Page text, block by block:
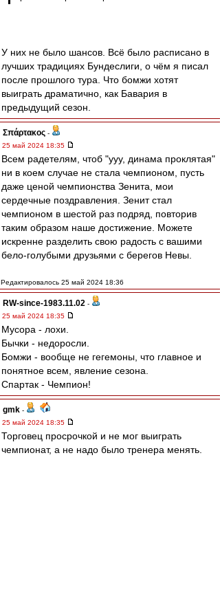
У них не было шансов. Всё было расписано в
лучших традициях Бундеслиги, о чём я писал
после прошлого тура. Что бомжи хотят
выиграть драматично, как Бавария в
предыдущий сезон.
Σπάρτακος -
25 май 2024 18:35
Всем радетелям, чтоб "ууу, динама проклятая"
ни в коем случае не стала чемпионом, пусть
даже ценой чемпионства Зенита, мои
сердечные поздравления. Зенит стал
чемпионом в шестой раз подряд, повторив
таким образом наше достижение. Можете
искренне разделить свою радость с вашими
бело-голубыми друзьями с берегов Невы.
Редактировалось 25 май 2024 18:36
RW-since-1983.11.02 -
25 май 2024 18:35
Мусора - лохи.
Бычки - недоросли.
Бомжи - вообще не гегемоны, что главное и
понятное всем, явление сезона.
Спартак - Чемпион!
gmk -
25 май 2024 18:35
Торговец просрочкой и не мог выиграть
чемпионат, а не надо было тренера менять.